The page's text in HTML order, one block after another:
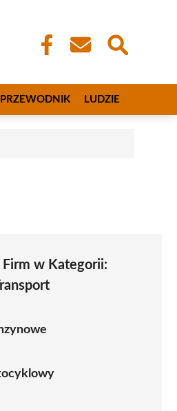
PRZEWODNIK LUDZIE
Firm w Kategorii: